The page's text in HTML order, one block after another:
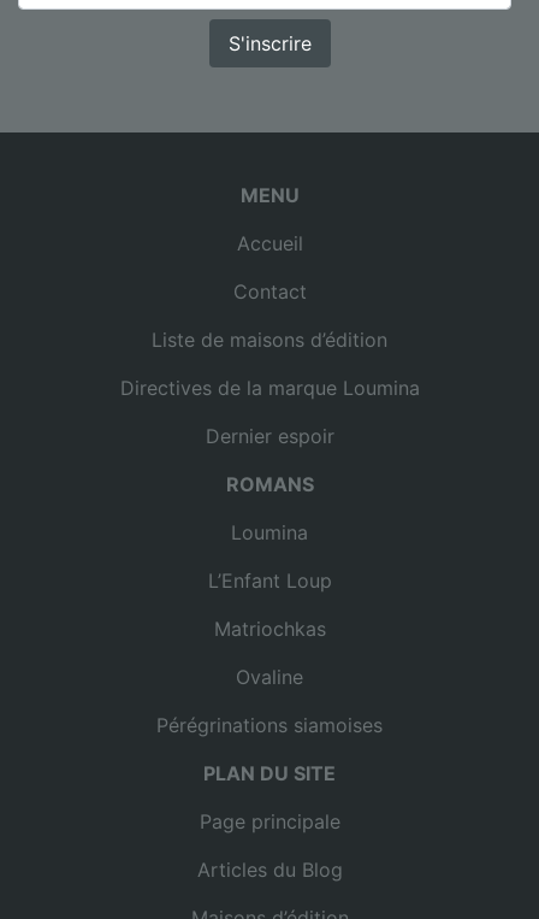
S'inscrire
MENU
Accueil
Contact
Liste de maisons d’édition
Directives de la marque Loumina
Dernier espoir
ROMANS
Loumina
L’Enfant Loup
Matriochkas
Ovaline
Pérégrinations siamoises
PLAN DU SITE
Page principale
Articles du Blog